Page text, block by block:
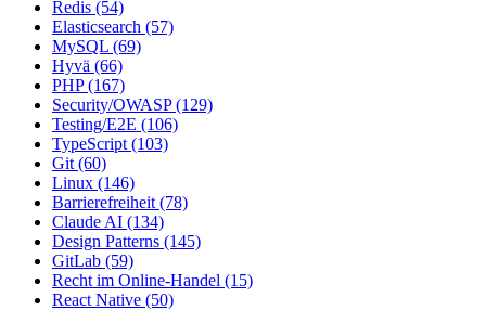
Redis (54)
Elasticsearch (57)
MySQL (69)
Hyvä (66)
PHP(167)
Security/OWASP(129)
Testing/E2E (106)
TypeScript (103)
Git (60)
Linux (146)
Barrierefreiheit (78)
Claude AI (134)
Design Patterns (145)
GitLab (59)
Recht im Online-Handel (15)
React Native (50)